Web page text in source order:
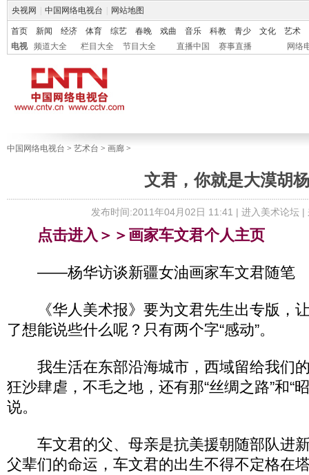
央视网 中国网络电视台 网站地图
首页 新闻 经济 体育 综艺 春晚 戏曲 音乐 科教 青少 文化
艺术
电视
频道大全 栏目大全 节目大全 直播中国 赛事直播 网络
中国网络电视台 > 艺术台 > 画廊 >
文君，你就是大漠胡杨
发布时间:2011年04月02日 11:41 | 进入美术论坛|
点击进入＞＞画家车文君个人主页
——杨华访谈新疆女油画家车文君随笔
《华人美术报》要为文君先生出专版，
了想能说些什么呢？只有两个字“感动”。
我生活在东部沿海城市，西域留给我们
狂沙肆虐，不毛之地，还有那“丝绸之路”和“
说。
车文君的父、母亲是抗美援朝随部队进
父辈们的命运，车文君的出生不得不定格在